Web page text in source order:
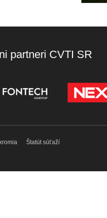
partneri CVTI SR
Štatút súťaží